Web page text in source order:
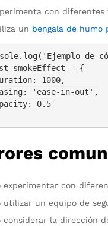
con
un bengala de
de
smokeEffect = {
experimentar con
utilizar un equipo de
considerar la dirección